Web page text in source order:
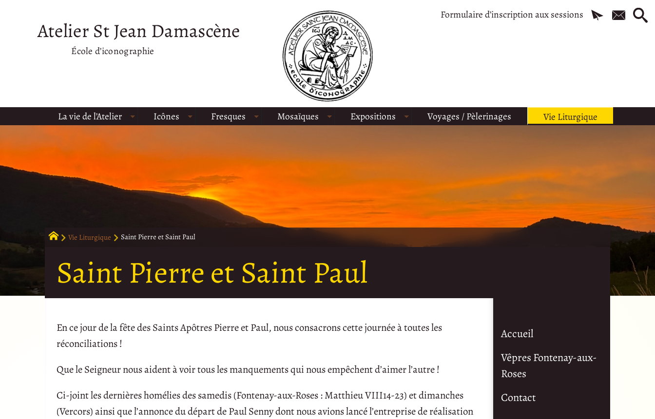
Formulaire d’inscription aux sessions
Atelier St Jean Damascène
École d’iconographie
La vie de l’Atelier Icônes Fresques Mosaïques Expositions Voyages / Pèlerinages Vie Liturgique
Vie Liturgique Saint Pierre et Saint Paul
Saint Pierre et Saint Paul
En ce jour de la fête des Saints Apôtres Pierre et Paul, nous consacrons cette journée à toutes les
réconciliations !
Que le Seigneur nous aident à voir tous les manquements qui nous empêchent d’aimer l’autre !
Ci-joint les dernières homélies des samedis (Fontenay-aux-Roses : Matthieu VIII14-23) et dimanches
(Vercors) ainsi que l’annonce du départ de Paul Senny dont nous avions lancé l’entreprise de réalisation
Accueil
Vêpres Fontenay-aux-
Roses
Contact